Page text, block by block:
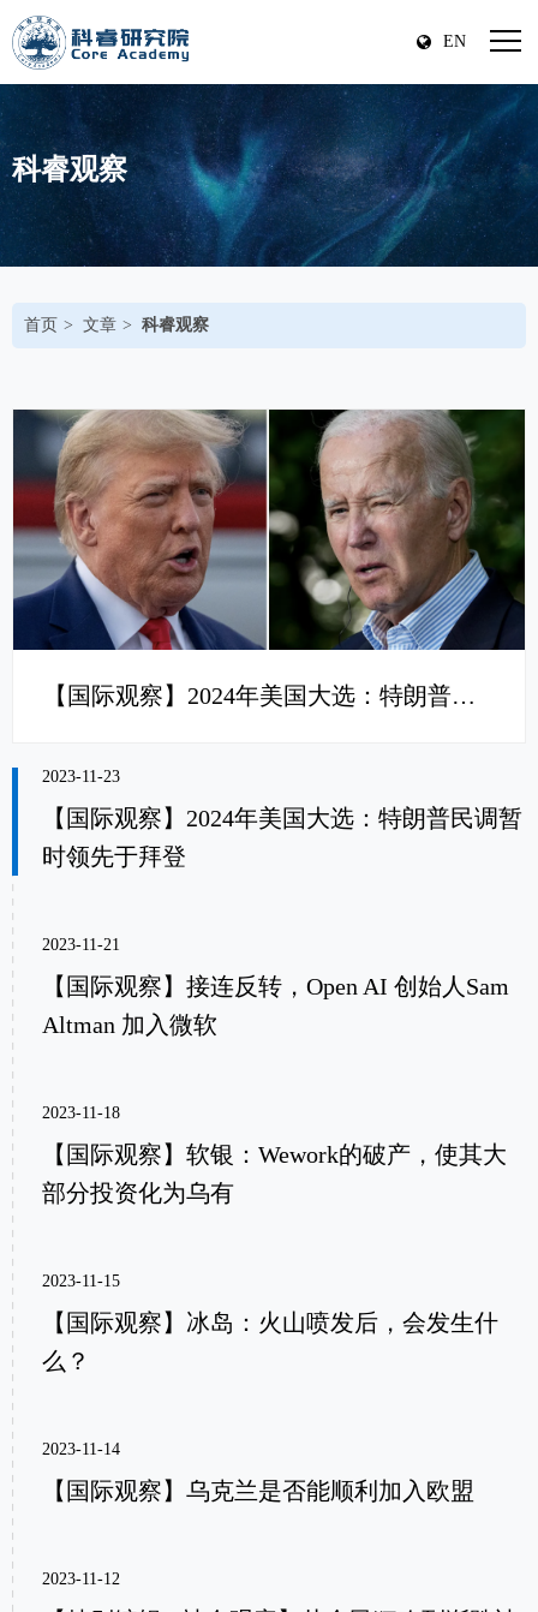
EN
科睿观察
首页 文章 科睿观察
【国际观察】2024年美国大选：特朗普民调暂时领先于拜登
2023-11-23
【国际观察】2024年美国大选：特朗普民调暂
时领先于拜登
2023-11-21
【国际观察】接连反转，Open AI 创始人Sam
Altman 加入微软
2023-11-18
【国际观察】软银：Wework的破产，使其大
部分投资化为乌有
2023-11-15
【国际观察】冰岛：火山喷发后，会发生什
么？
2023-11-14
【国际观察】乌克兰是否能顺利加入欧盟
2023-11-12